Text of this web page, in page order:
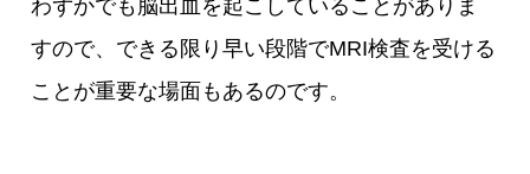
わずかでも脳出血を起こしていることがありま
すので、できる限り早い段階でMRI検査を受ける
ことが重要な場面もあるのです。